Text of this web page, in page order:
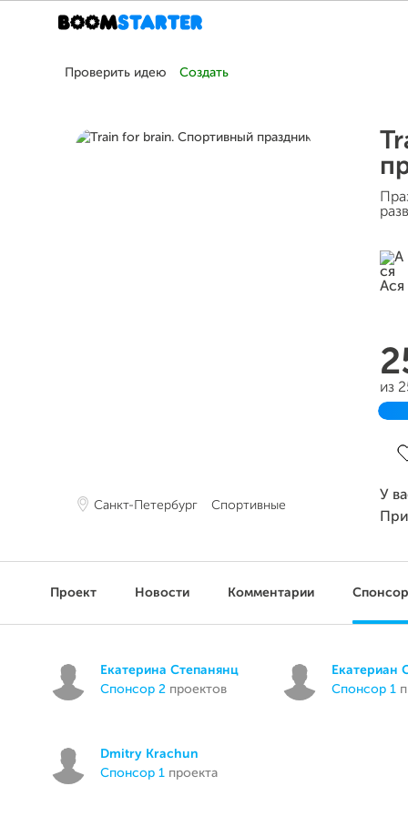
Проверить идею Создать
Санкт-Петербург Спортивные
из
У
Проект Новости Комментарии
Екатерина Степанянц
спонсор 2 проектов
Екатериан
спонсор 1
Dmitry Krachun
спонсор 1 проекта